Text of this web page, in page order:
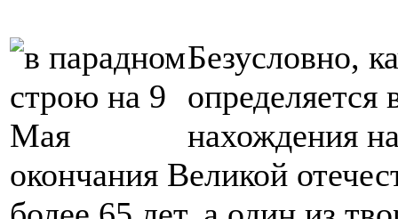
Безусловно,
определяется
нахождения
окончания Великой